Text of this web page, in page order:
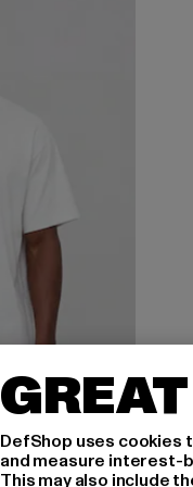
DefShop uses cookies
and measure interest-
This may also include